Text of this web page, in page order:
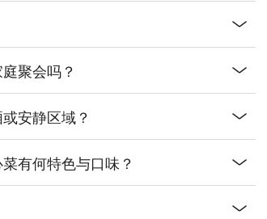
聚会吗？
安静区域？
有何特色与口味？